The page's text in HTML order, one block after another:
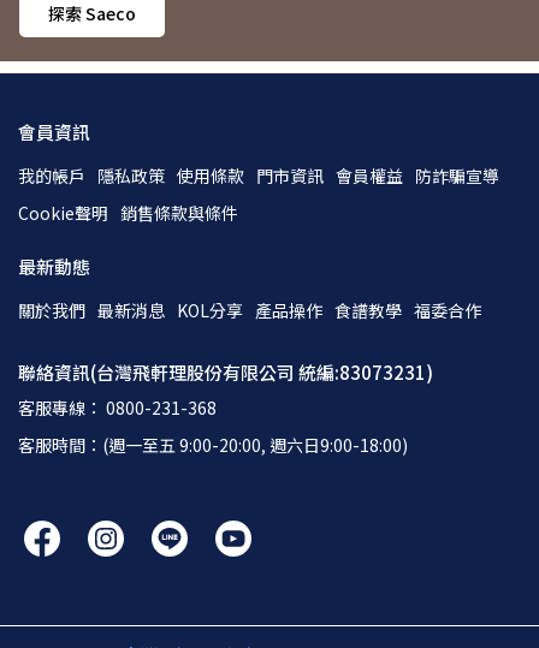
探索 Saeco
會員資訊
我的帳戶 隱私政策 使用條款 門市資訊 會員權益 防詐騙宣導
Cookie聲明 銷售條款與條件
最新動態
關於我們 最新消息 KOL分享 產品操作 食譜教學 福委合作
聯絡資訊(台灣飛軒理股份有限公司 統編:83073231)
客服專線： 0800-231-368
客服時間：(週一至五 9:00-20:00, 週六日9:00-18:00)